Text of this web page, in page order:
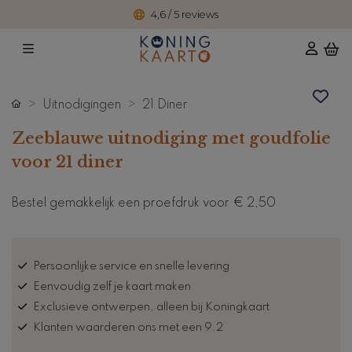
4,6 / 5 reviews
Uitnodigingen 21 Diner
Zeeblauwe uitnodiging met goudfolie
voor 21 diner
Bestel gemakkelijk een proefdruk voor € 2,50
Persoonlijke service en snelle levering
Eenvoudig zelf je kaart maken
Exclusieve ontwerpen, alleen bij Koningkaart
Klanten waarderen ons met een 9.2